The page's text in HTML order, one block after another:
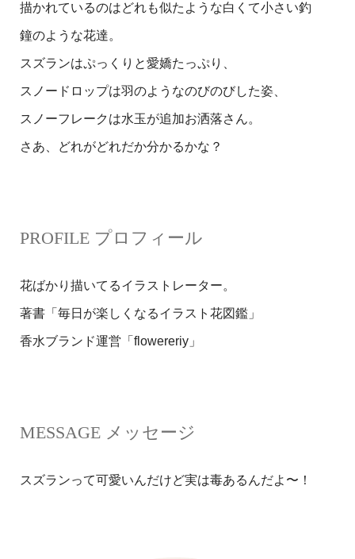
描かれているのはどれも似たような白くて小さい釣
鐘のような花達。
スズランはぷっくりと愛嬌たっぷり、
スノードロップは羽のようなのびのびした姿、
スノーフレークは水玉が追加お洒落さん。
さあ、どれがどれだか分かるかな？
PROFILE プロフィール
花ばかり描いてるイラストレーター。
著書「毎日が楽しくなるイラスト花図鑑」
香水ブランド運営「flowereriy」
MESSAGE メッセージ
スズランって可愛いんだけど実は毒あるんだよ〜！